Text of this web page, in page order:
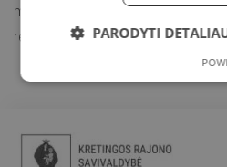
medžiagos su Jumis viešinimu,
renginio organizatorių arba
PARODYTI